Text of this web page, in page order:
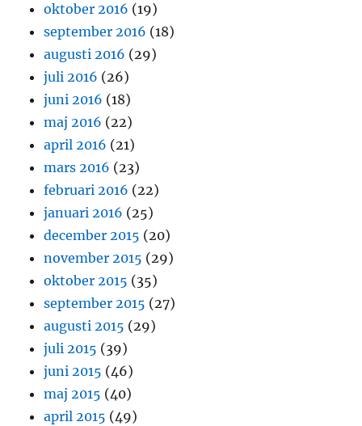
oktober 2016 (19)
september 2016 (18)
augusti 2016 (29)
juli 2016 (26)
juni 2016 (18)
maj 2016 (22)
april 2016 (21)
mars 2016 (23)
februari 2016 (22)
januari 2016 (25)
december 2015 (20)
november 2015 (29)
oktober 2015 (35)
september 2015 (27)
augusti 2015 (29)
juli 2015 (39)
juni 2015 (46)
maj 2015 (40)
april 2015 (49)